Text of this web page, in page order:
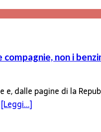
non i
dalle pagine di la
[Leggi...]